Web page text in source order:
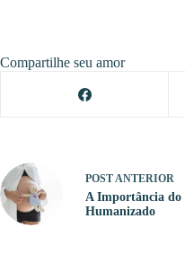
Compartilhe seu amor
POST ANTERIOR
A Importância do
Humanizado